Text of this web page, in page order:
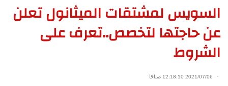
السويس لمشتقات الميثانول تعلن
عن حاجتها لتخصص..تعرف على
الشروط
2021/07/06 12:18:10 صباحًا